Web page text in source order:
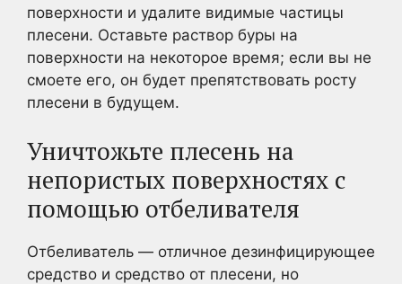
поверхности и удалите видимые частицы
плесени. Оставьте раствор буры на
поверхности на некоторое время; если вы не
смоете его, он будет препятствовать росту
плесени в будущем.
Уничтожьте плесень на
непористых поверхностях с
помощью отбеливателя
Отбеливатель — отличное дезинфицирующее
средство и средство от плесени, но